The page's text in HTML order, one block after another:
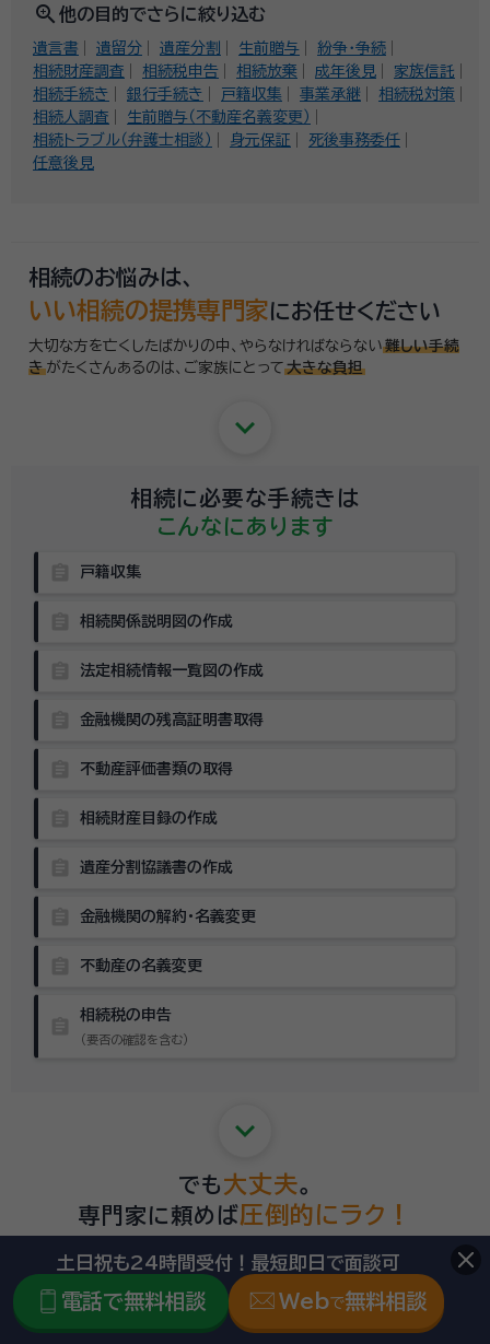
zoom_in 他の目的でさらに絞り込む
遺言書 遺留分 遺産分割 生前贈与
紛争・争続
相続財産調査
相続税申告 相続放棄 成年後見
家族信託
相続手続き
銀行手続き 戸籍収集 事業承継
相続税対策
相続人調査
生前贈与（不動産名義変更）
相続トラブル（弁護士相談）
身元保証
死後事務委任
任意後見
相続のお悩みは、
いい相続の提携専門家にお任せください
大切な方を亡くしたばかりの中、やらなければならない 難しい手続
き がたくさんあるのは、 ご家族にとって 大きな負担
keyboard_arrow_down
相続に必要な手続きは
こんなにあります
戸籍収集
相続関係説明図の作成
法定相続情報一覧図の作成
金融機関の残高証明書取得
不動産評価書類の取得
相続財産目録の作成
遺産分割協議書の作成
金融機関の解約・名義変更
不動産の名義変更
相続税の申告
（要否の確認を含む）
keyboard_arrow_down
でも 大丈夫。
専門家に頼めば圧倒的にラク！
account_balance 役所、銀行、法務局など いくつも窓口を回らなくて
schedule 自分でやるより 早くて正確！
土日祝も24時間受付！最短即日で面談可
電話で無料相談 Webで無料相談